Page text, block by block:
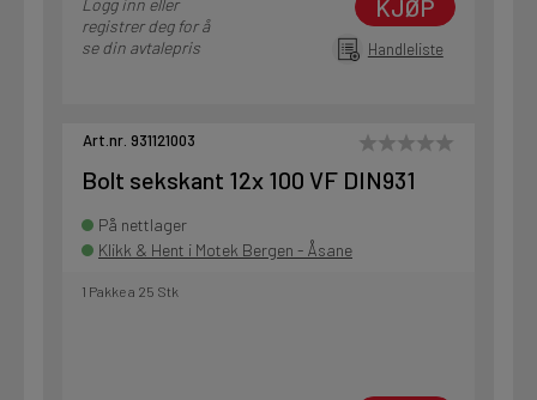
Logg inn eller
registrer deg for å
se din avtalepris
KJØP
Handleliste
Art.nr. 931121003
Bolt sekskant 12x 100 VF DIN931
På nettlager
Klikk & Hent i Motek Bergen - Åsane
1 Pakke a 25 Stk